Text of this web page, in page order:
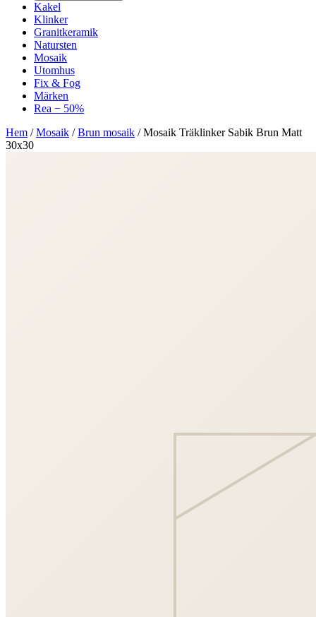
Kakel
Klinker
Granitkeramik
Natursten
Mosaik
Utomhus
Fix & Fog
Märken
Rea − 50%
Hem /Mosaik /Brun mosaik /Mosaik Träklinker Sabik Brun Matt
30x30